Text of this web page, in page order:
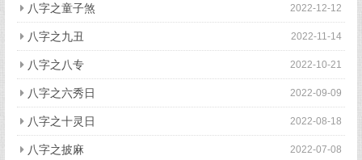
2022-12-12
八字之童子煞
2022-11-14
八字之九丑
2022-10-21
八字之八专
2022-09-09
八字之六秀日
2022-08-18
八字之十灵日
2022-07-08
八字之披麻